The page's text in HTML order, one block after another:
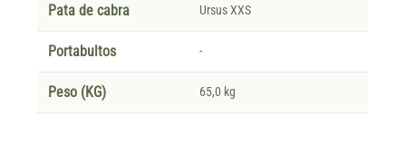
Pata de cabra Ursus XXS
Portabultos -
Peso (KG) 65,0 kg